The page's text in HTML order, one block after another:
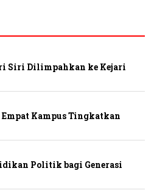
Siri Dilimpahkan ke Kejari
Kampus Tingkatkan
Politik bagi Generasi